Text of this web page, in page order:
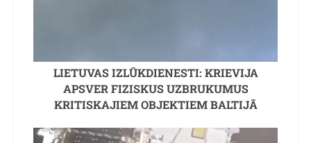
LIETUVAS IZLŪKDIENESTI: KRIEVIJA
APSVER FIZISKUS UZBRUKUMUS
KRITISKAJIEM OBJEKTIEM BALTIJĀ